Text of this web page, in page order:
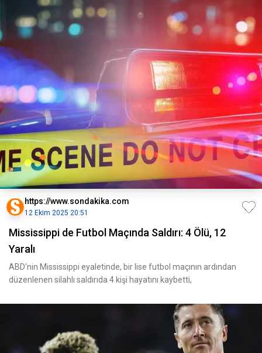
https://www.sondakika.com
12 Ekim 2025 20:51
Mississippi de Futbol Maçında Saldırı: 4 Ölü, 12
Yaralı
ABD'nin Mississippi eyaletinde, bir lise futbol maçının ardından
düzenlenen silahlı saldırıda 4 kişi hayatını kaybetti,